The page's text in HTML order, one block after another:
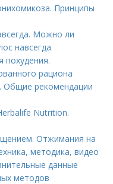
Принципы
Можно ли
навсегда
похудения.
рациона
Общие рекомендации
Nutrition.
Отжимания на
методика, видео
данные
методов